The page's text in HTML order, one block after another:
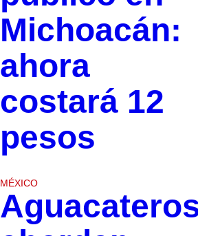
Michoacán:
ahora
costará 12
pesos
MÉXICO